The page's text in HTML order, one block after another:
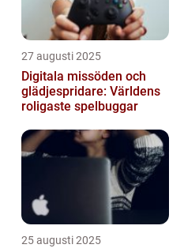
27 augusti 2025
Digitala missöden och
glädjespridare: Världens
roligaste spelbuggar
25 augusti 2025